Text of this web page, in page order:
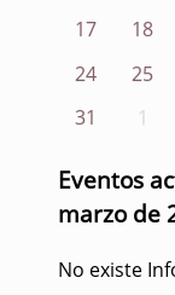
17
18
24
25
31
1
Eventos
marzo de
No existe